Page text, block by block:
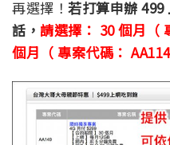
再選擇！ 若打算申辦 499
話， 請選擇： 30 個月（
個月（ 專案代碼： AA114